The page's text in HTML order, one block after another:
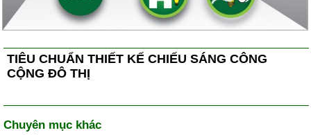
TIÊU CHUẨN THIẾT KẾ CHIẾU SÁNG CÔNG
CỘNG ĐÔ THỊ
Chuyên mục khác